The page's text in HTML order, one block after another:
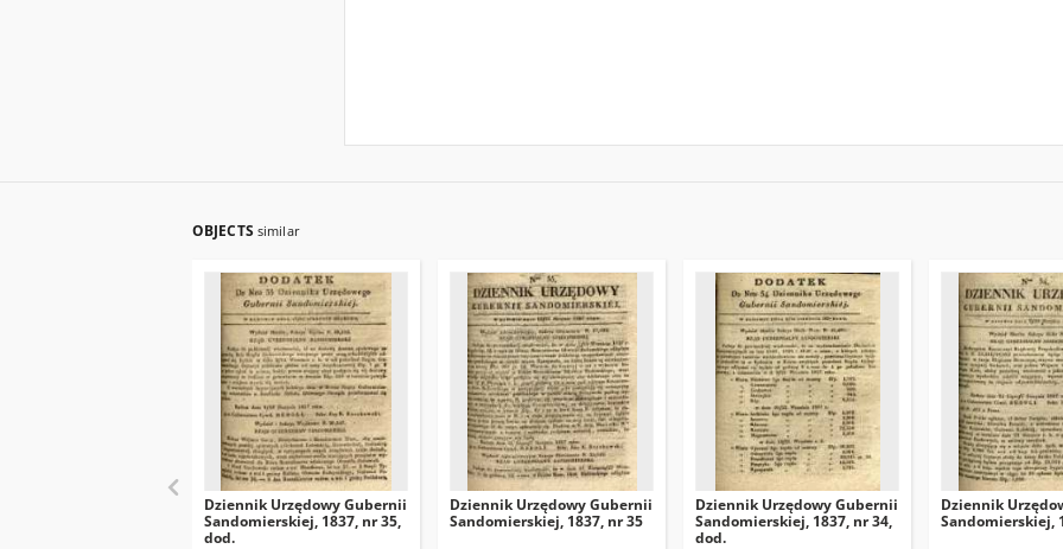
OBJECTS similar
Dziennik Urzędowy Gubernii
Sandomierskiej, 1837, nr 35,
dod.
Dziennik Urzędowy Gubernii
Sandomierskiej, 1837, nr 35
Dziennik Urzędowy Gubernii
Sandomierskiej, 1837, nr 34,
dod.
Dziennik
Sandomierskiej,